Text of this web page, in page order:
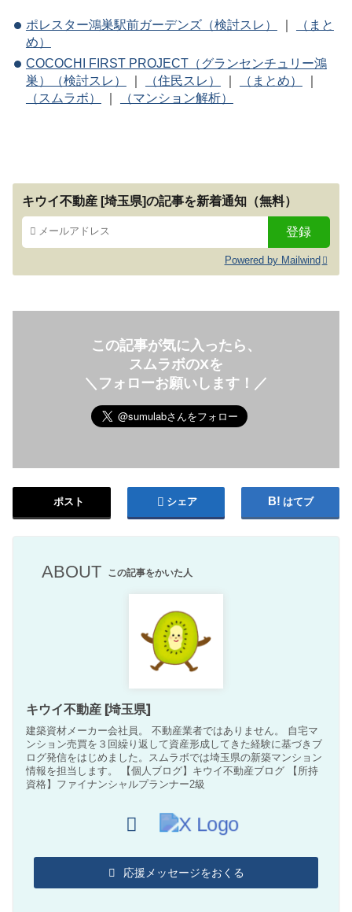
ポレスター鴻巣駅前ガーデンズ（検討スレ） ｜
（まと
め）
COCOCHI FIRST PROJECT（グランセンチュリー鴻
巣）（検討スレ）
｜ （住民スレ） ｜ （まとめ）
｜
（スムラボ）
｜ （マンション解析）
キウイ不動産 [埼玉県]の記事を新着通知（無料）
Powered by Mailwind
この記事が気に入ったら、
スムラボのXを
＼フォローお願いします！／
ポスト シェア はてブ
ABOUT この記事をかいた人
キウイ不動産 [埼玉県]
建築資材メーカー会社員。 不動産業者ではありません。 自宅マ
ンション売買を３回繰り返して資産形成してきた経験に基づきブ
ログ発信をはじめました。スムラボでは埼玉県の新築マンション
情報を担当します。 【個人ブログ】キウイ不動産ブログ 【所持
資格】ファイナンシャルプランナー2級
応援メッセージをおくる